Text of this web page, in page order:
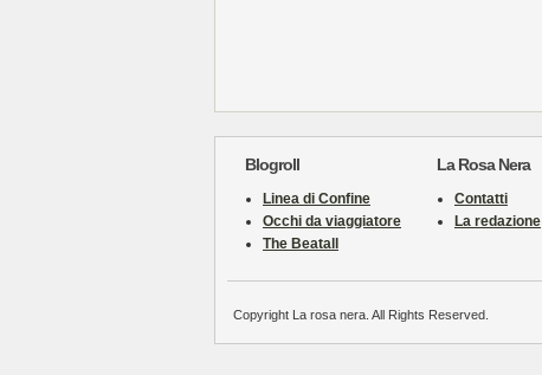
Blogroll
Linea di Confine
Occhi da viaggiatore
The Beatall
La Rosa Nera
Contatti
La redazione
Copyright La rosa nera. All Rights Reserved.